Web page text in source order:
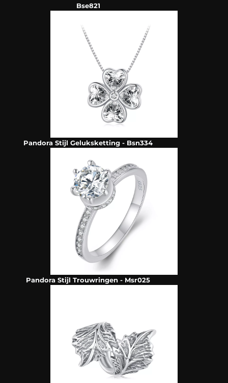
Bse821
Pandora Stijl Geluksketting - Bsn334
Pandora Stijl Trouwringen - Msr025